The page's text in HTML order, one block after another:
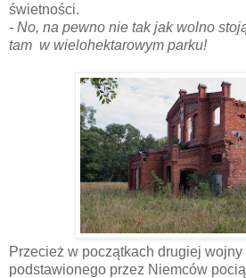
świetności.
- No, na pewno nie tak jak wolno
tam w wielohektarowym parku!
Przecież w początkach drugiej
podstawionego przez Niemców